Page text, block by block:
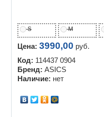
S M
Цена: 3990,00 руб.
Код: 114437 0904
Бренд: ASICS
Наличие: нет